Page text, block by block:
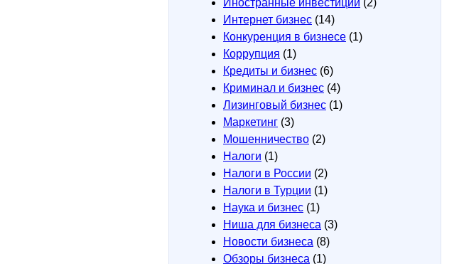
Иностранные инвестиции (2)
Интернет бизнес (14)
Конкуренция в бизнесе (1)
Коррупция (1)
Кредиты и бизнес (6)
Криминал и бизнес (4)
Лизинговый бизнес (1)
Маркетинг (3)
Мошенничество (2)
Налоги (1)
Налоги в России (2)
Налоги в Турции (1)
Наука и бизнес (1)
Ниша для бизнеса (3)
Новости бизнеса (8)
Обзоры бизнеса (1)